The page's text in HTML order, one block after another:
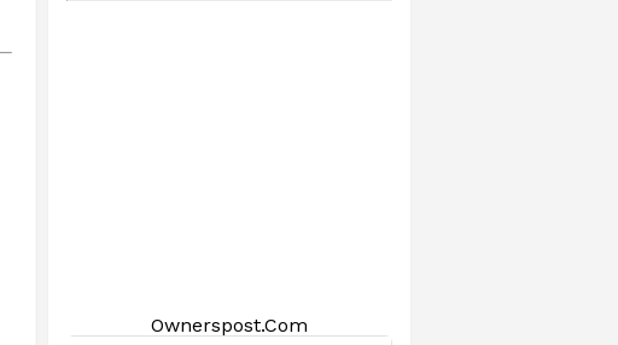
Ownerspost.Com